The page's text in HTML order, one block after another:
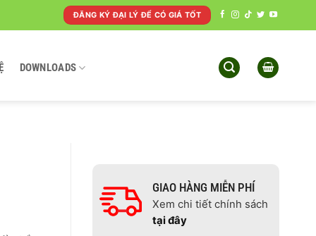
ĐĂNG KÝ ĐẠI LÝ ĐỂ CÓ GIÁ TỐT
DOWNLOADS
GIAO HÀNG MIỄN PHÍ
Xem chi tiết chính sách
tại đây